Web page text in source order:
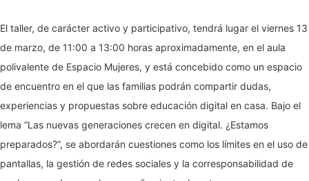
El taller, de carácter activo y participativo, tendrá lugar el viernes 13
de marzo, de 11:00 a 13:00 horas aproximadamente, en el aula
polivalente de Espacio Mujeres, y está concebido como un espacio
de encuentro en el que las familias podrán compartir dudas,
experiencias y propuestas sobre educación digital en casa. Bajo el
lema “Las nuevas generaciones crecen en digital. ¿Estamos
preparados?”, se abordarán cuestiones como los límites en el uso de
pantallas, la gestión de redes sociales y la corresponsabilidad de